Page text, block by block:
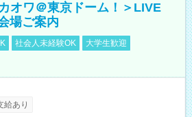
オワ＠東京ドーム！＞LIVE
場ご案内
社会人未経験OK
大学生歓迎
給あり